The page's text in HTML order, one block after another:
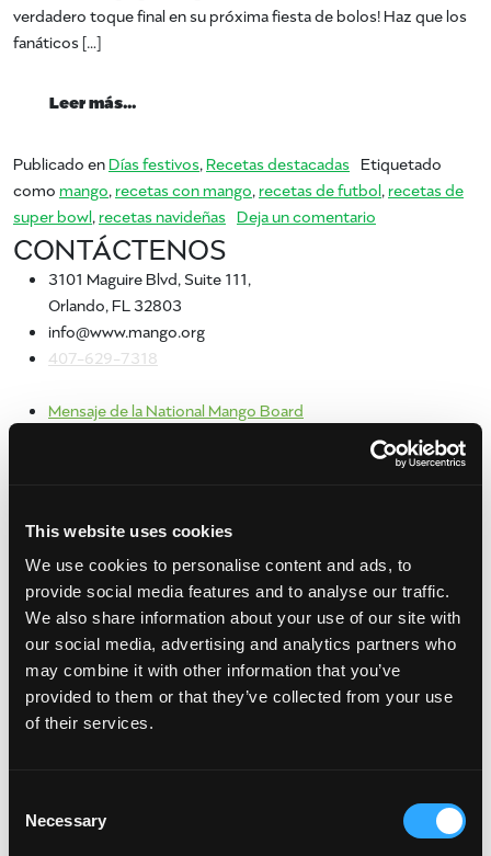
This website uses cookies
We use cookies to personalise content and ads, to
provide social media features and to analyse our traffic.
We also share information about your use of our site with
our social media, advertising and analytics partners who
may combine it with other information that you’ve
provided to them or that they’ve collected from your use
of their services.
Selection
Necessary
verdadero toque final en su próxima fiesta de bolos! Haz que los
fanáticos […]
Leer más…
Publicado enDías festivos, Recetas destacadas Etiquetado
como mango, recetas con mango, recetas de futbol, recetas de
super bowl, recetas navideñas Deja un comentario
CONTÁCTENOS
3101 Maguire Blvd, Suite 111,
Orlando, FL 32803
info@www.mango.org
407-629-7318
Mensaje de la National Mango Board
print
Archivo
julio 2024
mayo 2024
septiembre 2023
junio 2023
enero 2023
febrero 2022
junio 2021